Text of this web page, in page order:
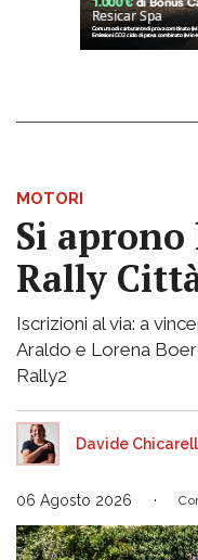
MOTORI
Si aprono
Rally
Iscrizioni al via: a
Araldo e Lorena
Rally2
Davide
06 Agosto 2026